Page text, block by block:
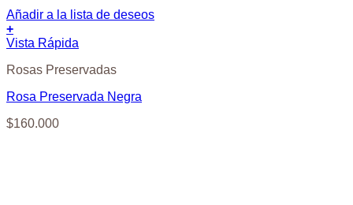
Añadir a la lista de deseos
+
Vista Rápida
Rosas Preservadas
Rosa Preservada Negra
$160.000